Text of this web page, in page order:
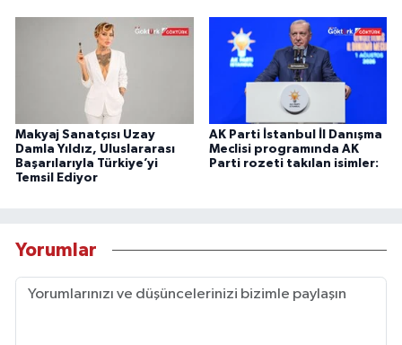
Makyaj Sanatçısı Uzay
Damla Yıldız, Uluslararası
Başarılarıyla Türkiye’yi
Temsil Ediyor
AK Parti İstanbul İl Danışma
Meclisi programında AK
Parti rozeti takılan isimler:
Yorumlar